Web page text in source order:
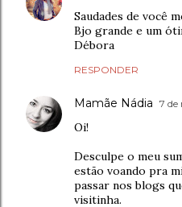
Saudades de você
Bjo grande e um
Débora
RESPONDER
Mamãe Nádia 7 de
Oi!
Desculpe o meu
estão voando pra
passar nos blogs
visitinha.